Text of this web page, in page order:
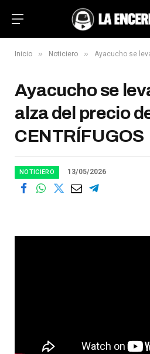
Inicio » Noticiero » Ayacucho se levanta
Ayacucho se
alza del precio
CENTRÍFUGOS
NOTICIERO 13/05/2026